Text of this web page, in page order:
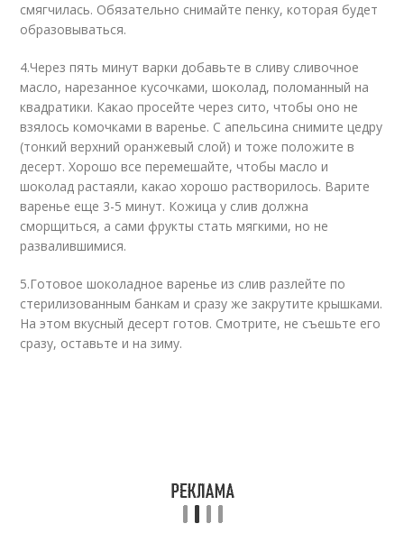
смягчилась. Обязательно снимайте пенку, которая будет
образовываться.
4.Через пять минут варки добавьте в сливу сливочное
масло, нарезанное кусочками, шоколад, поломанный на
квадратики. Какао просейте через сито, чтобы оно не
взялось комочками в варенье. С апельсина снимите цедру
(тонкий верхний оранжевый слой) и тоже положите в
десерт. Хорошо все перемешайте, чтобы масло и
шоколад растаяли, какао хорошо растворилось. Варите
варенье еще 3-5 минут. Кожица у слив должна
сморщиться, а сами фрукты стать мягкими, но не
развалившимися.
5.Готовое шоколадное варенье из слив разлейте по
стерилизованным банкам и сразу же закрутите крышками.
На этом вкусный десерт готов. Смотрите, не съешьте его
сразу, оставьте и на зиму.